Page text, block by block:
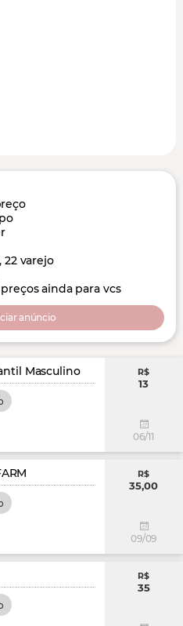
22 varejo
ainda para vcs
anúncio
Masculino R$
13
06/11
R$
35,00
09/09
R$
35